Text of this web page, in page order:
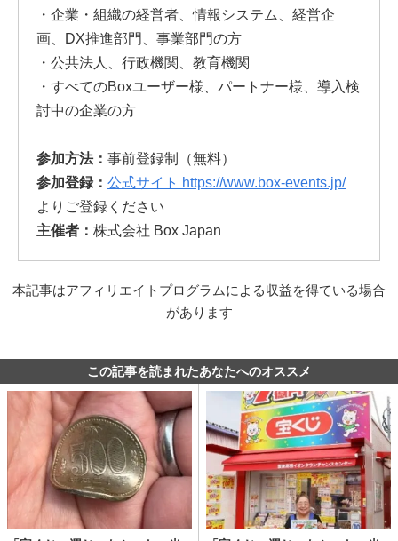
・企業・組織の経営者、情報システム、経営企
画、DX推進部門、事業部門の方
・公共法人、行政機関、教育機関
・すべてのBoxユーザー様、パートナー様、導入検
討中の企業の方
参加方法： 事前登録制（無料）
参加登録： 公式サイト https://www.box-events.jp/
よりご登録ください
主催者： 株式会社 Box Japan
本記事はアフィリエイトプログラムによる収益を得ている場合
があります
この記事を読まれたあなたへのオススメ